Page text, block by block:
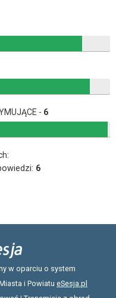
- 6
6
w oparciu o system
i Powiatu eSesja.pl